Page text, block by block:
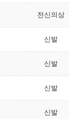
전신의상
신발
신발
신발
신발